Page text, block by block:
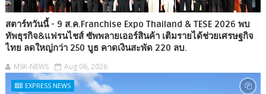
สตาร์ทวันนี้ - 9 ส.ค.Franchise Expo Thailand & TESE 2026 พบ
ทัพธุรกิจ&แฟรนไชส์ ซัพพลายเออร์สินค้า เติมรายได้ช่วยเศรษฐกิจ
ไทย ลดใหญ่กว่า 250 บูธ คาดเงินสะพัด 220 ลบ.
MSK-NEWS Aug 06, 2026
EXPRESS NEWS